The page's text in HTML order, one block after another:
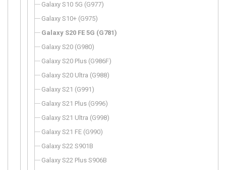
Galaxy S10 5G (G977)
Galaxy S10+ (G975)
Galaxy S20 FE 5G (G781)
Galaxy S20 (G980)
Galaxy S20 Plus (G986F)
Galaxy S20 Ultra (G988)
Galaxy S21 (G991)
Galaxy S21 Plus (G996)
Galaxy S21 Ultra (G998)
Galaxy S21 FE (G990)
Galaxy S22 S901B
Galaxy S22 Plus S906B